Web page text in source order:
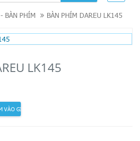
BÀN PHÍM BÀN PHÍM DAREU LK145
LK145